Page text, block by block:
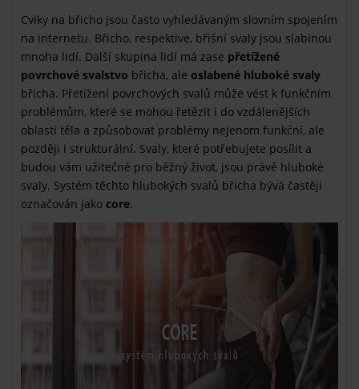
Cviky na břicho jsou často vyhledávaným slovním spojením
na internetu. Břicho, respektive, břišní svaly jsou slabinou
mnoha lidí. Další skupina lidí má zase přetížené
povrchové svalstvo břicha, ale oslabené hluboké svaly
břicha. Přetížení povrchových svalů může vést k funkčním
problémům, které se mohou řetězit i do vzdálenějších
oblastí těla a způsobovat problémy nejenom funkční, ale
později i strukturální. Svaly, které potřebujete posílit a
budou vám užitečné pro běžný život, jsou právě hluboké
svaly. Systém těchto hlubokých svalů břicha bývá častěji
označován jako core.